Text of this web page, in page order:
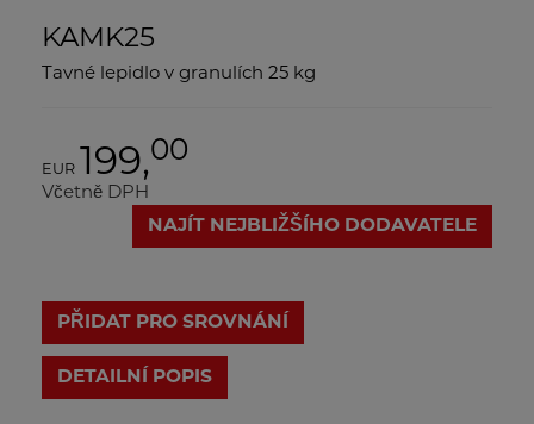
KAMK25
Tavné lepidlo v granulích 25 kg
EUR 199,00
Včetně DPH
NAJÍT NEJBLIŽŠÍHO DODAVATELE
PŘIDAT PRO SROVNÁNÍ
DETAILNÍ POPIS